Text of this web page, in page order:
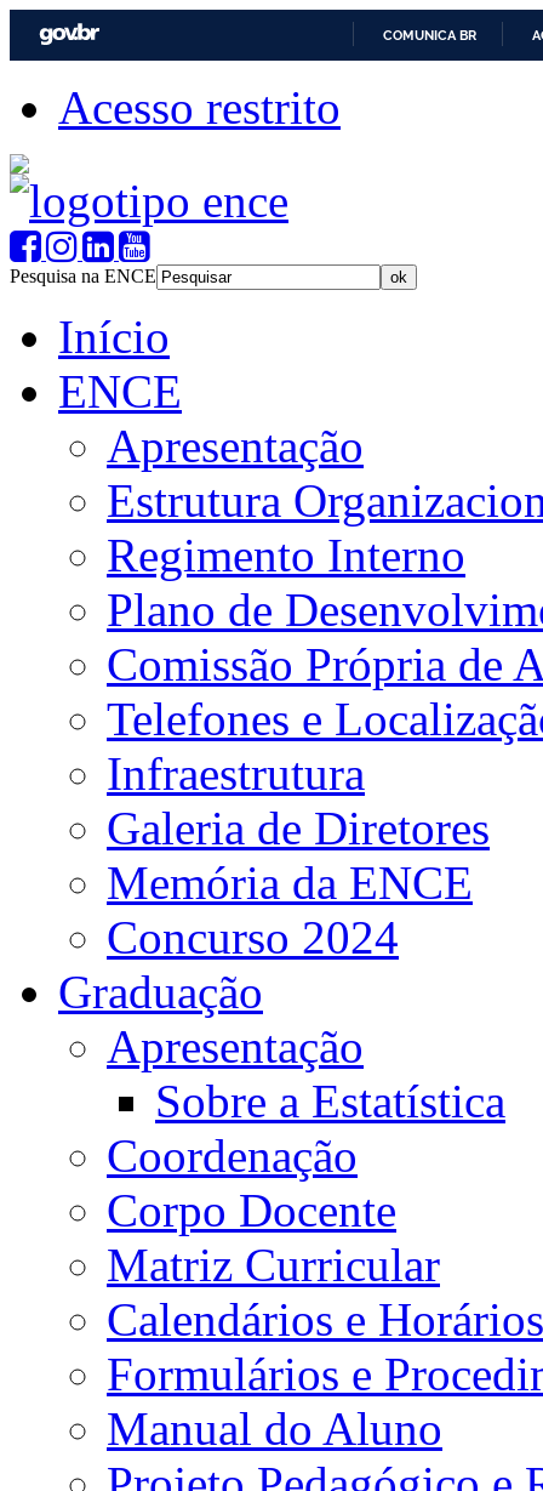
COMUNICA BR
Acesso restrito
Pesquisa na ENCE
Início
ENCE
Apresentação
Estrutura
Regimento Interno
Plano de
Comissão Própria de
Telefones e
Infraestrutura
Galeria de Diretores
Memória da ENCE
Concurso 2024
Graduação
Apresentação
Sobre a Estatística
Coordenação
Corpo Docente
Matriz Curricular
Calendários e Horários
Formulários e
Manual do Aluno